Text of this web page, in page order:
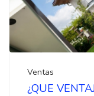
Ventas
¿QUE